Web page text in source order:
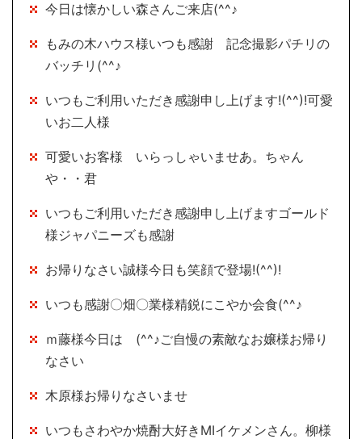
今日は懐かしい森さんご来店(^^♪
もみの木ハウス様いつも感謝 記念撮影パチリの
バッチリ(^^♪
いつもご利用いただき感謝申し上げます!(^^)!可愛
いお二人様
可愛いお客様 いらっしゃいませあ。ちゃん
や・・君
いつもご利用いただき感謝申し上げますゴールド
様ジャパニーズも感謝
お帰りなさい誠様今日も笑顔で登場!(^^)!
いつも感謝〇畑〇業様精鋭にこやか会食(^^♪
ｍ藤様今日は (^^♪ご自慢の素敵なお嬢様お帰り
なさい
木原様お帰りなさいませ
いつもさわやか焼酎大好きMIイケメンさん。柳様